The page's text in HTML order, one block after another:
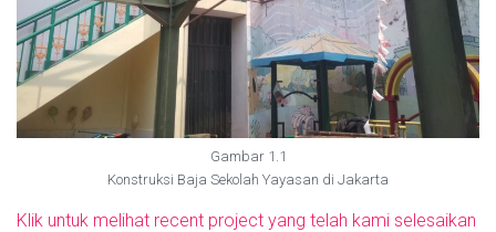
Gambar 1.1
Konstruksi Baja Sekolah Yayasan di Jakarta
Klik untuk melihat recent project yang telah kami selesaikan